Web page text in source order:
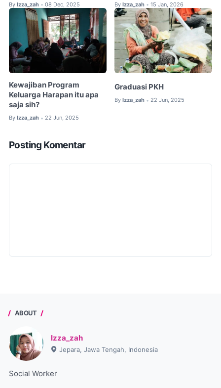
By Izza_zah • 08 Dec, 2025 By Izza_zah • 15 Jan, 2026
Kewajiban Program
Keluarga Harapan itu apa
saja sih?
By Izza_zah • 22 Jun, 2025
Graduasi PKH
By Izza_zah • 22 Jun, 2025
Posting Komentar
ABOUT
Izza_zah
Jepara, Jawa Tengah, Indonesia
Social Worker